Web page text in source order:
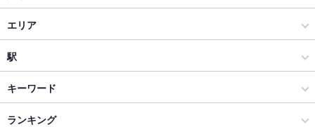
町田 この世の天国
居酒屋
洋・和洋・各国料理・その他
町田 × 居酒屋
町田 × 洋・和洋・各国料理・その他
エリア
町田駅
町田駅 × 居酒屋
町田駅 × 洋・和洋・各国料理・その他
駅
海老名駅
相模大野駅
キーワード
チョリソー
ランキング